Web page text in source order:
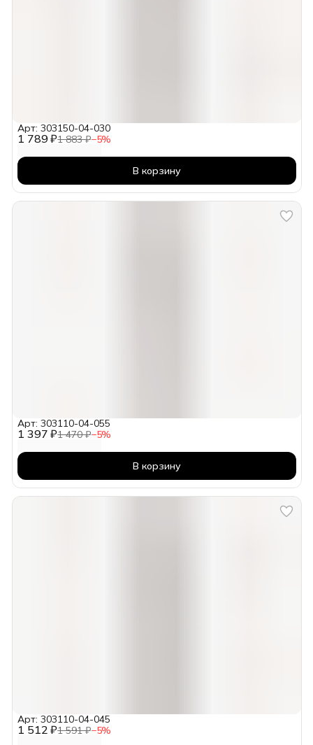
1 789 ₽1 883 ₽−5%
Арт: 303150-04-030
В корзину
1 397 ₽1 470 ₽−5%
Арт: 303110-04-055
В корзину
1 512 ₽1 591 ₽−5%
Арт: 303110-04-045